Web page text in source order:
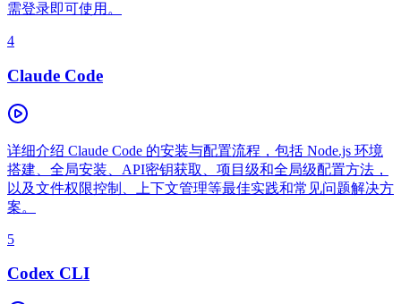
需登录即可使用。
4
Claude Code
详细介绍 Claude Code 的安装与配置流程，包括 Node.js 环境
搭建、全局安装、API密钥获取、项目级和全局级配置方法，
以及文件权限控制、上下文管理等最佳实践和常见问题解决方
案。
5
Codex CLI